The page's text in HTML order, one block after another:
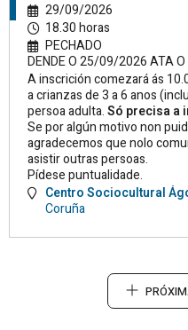
29/09/2026
18.30 horas
PECHADO
DENDE O 25/09/2026 ATA
A inscrición comezará ás
a crianzas de 3 a 6 anos
persoa adulta.Só precisa a
Se por algún motivo non
agradecemos que nolo
asistir outras persoas.
Pídese puntualidade.
Centro Sociocultural
Coruña